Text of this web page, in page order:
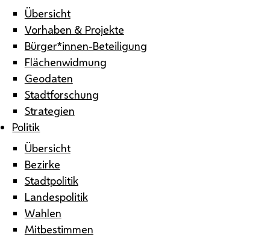
Übersicht
Vorhaben & Projekte
Bürger*innen-Beteiligung
Flächenwidmung
Geodaten
Stadtforschung
Strategien
Politik
Übersicht
Bezirke
Stadtpolitik
Landespolitik
Wahlen
Mitbestimmen